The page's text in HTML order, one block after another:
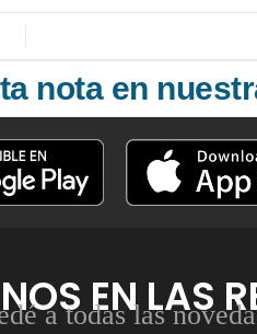
nota en
EN LAS
a todas las